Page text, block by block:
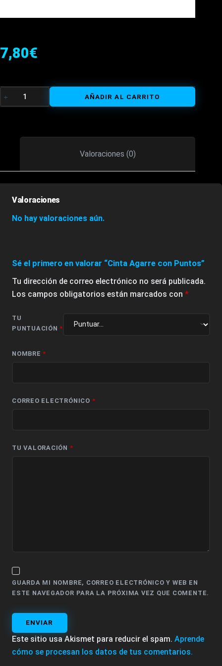
7,80€
AÑADIR AL CARRITO
Valoraciones (0)
Valoraciones
No hay valoraciones aún.
Sé el primero en valorar “Cinta Agarre con Puntos”
Tu dirección de correo electrónico no será publicada.
Los campos obligatorios están marcados con *
TU
PUNTUACIÓN*
NOMBRE *
CORREO ELECTRÓNICO *
TU VALORACIÓN *
GUARDA MI NOMBRE, CORREO ELECTRÓNICO Y WEB EN
ESTE NAVEGADOR PARA LA PRÓXIMA VEZ QUE COMENTE.
ENVIAR
Este sitio usa Akismet para reducir el spam. Aprende
cómo se procesan los datos de tus comentarios.